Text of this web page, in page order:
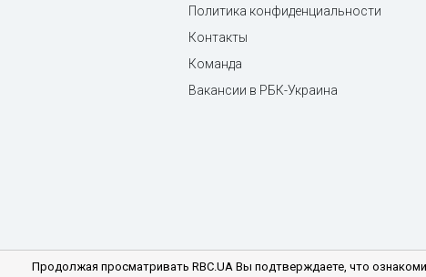
Политика конфиденциальности
Контакты
Команда
Вакансии в РБК-Украина
Продолжая просматривать RBC.UA Вы подтверждаете, что